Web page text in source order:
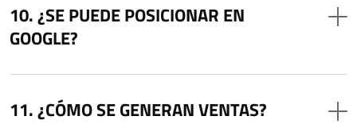
¿SE PUEDE POSICIONAR EN
GOOGLE?
¿CÓMO SE GENERAN VENTAS?